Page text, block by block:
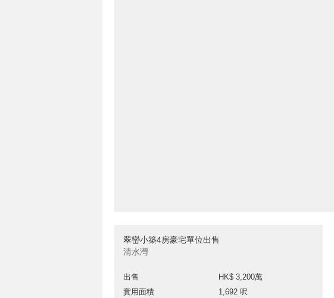
翠巒小築4房豪宅單位出售
清水灣
出售
HK$ 3,200萬
實用面積
1,692 呎